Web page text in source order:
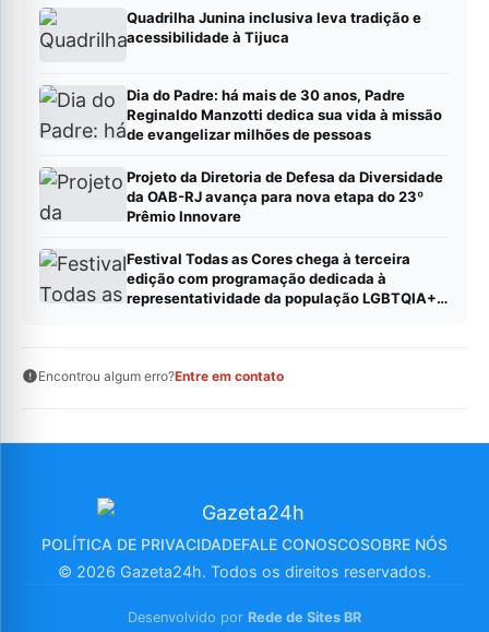
Quadrilha Junina inclusiva leva tradição e
acessibilidade à Tijuca
Dia do Padre: há mais de 30 anos, Padre
Reginaldo Manzotti dedica sua vida à missão
de evangelizar milhões de pessoas
Projeto da Diretoria de Defesa da Diversidade
da OAB-RJ avança para nova etapa do 23º
Prêmio Innovare
Festival Todas as Cores chega à terceira
edição com programação dedicada à
representatividade da população LGBTQIA+
Encontrou algum erro?Entre em contato
POLÍTICA DE PRIVACIDADEFALE CONOSCOSOBRE NÓS
© 2026 Gazeta24h. Todos os direitos reservados.
Desenvolvido por Rede de Sites BR